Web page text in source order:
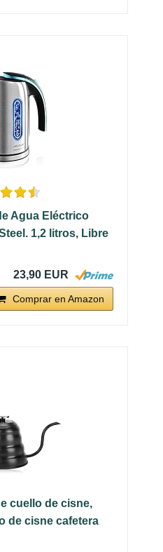
Agua Eléctrico
1,2 litros, Libre
23,90 EUR
Comprar en Amazon
cuello de cisne,
de cisne cafetera